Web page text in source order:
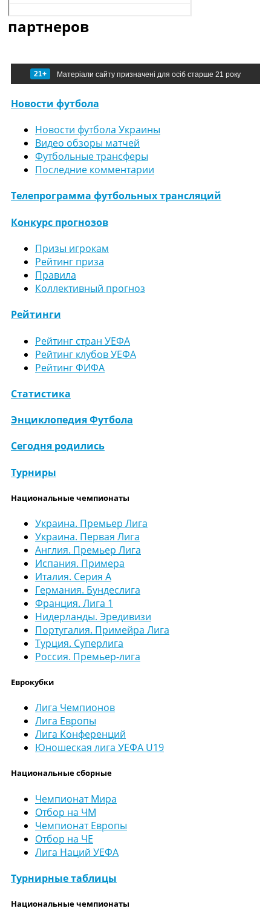
партнеров
21+ Матеріали сайту призначені для осіб старше 21 року
Новости футбола
Новости футбола Украины
Видео обзоры матчей
Футбольные трансферы
Последние комментарии
Телепрограмма футбольных трансляций
Конкурс прогнозов
Призы игрокам
Рейтинг приза
Правила
Коллективный прогноз
Рейтинги
Рейтинг стран УЕФА
Рейтинг клубов УЕФА
Рейтинг ФИФА
Статистика
Энциклопедия Футбола
Сегодня родились
Турниры
Национальные чемпионаты
Украина. Премьер Лига
Украина. Первая Лига
Англия. Премьер Лига
Испания. Примера
Италия. Серия А
Германия. Бундеслига
Франция. Лига 1
Нидерланды. Эредивизи
Португалия. Примейра Лига
Турция. Суперлига
Россия. Премьер-лига
Еврокубки
Лига Чемпионов
Лига Европы
Лига Конференций
Юношеская лига УЕФА U19
Национальные сборные
Чемпионат Мира
Отбор на ЧМ
Чемпионат Европы
Отбор на ЧЕ
Лига Наций УЕФА
Турнирные таблицы
Национальные чемпионаты